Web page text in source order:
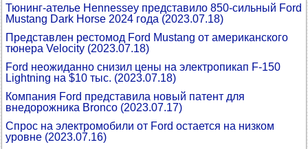
Тюнинг-ателье Hennessey представило 850-сильный Ford
Mustang Dark Horse 2024 года (2023.07.18)
Представлен рестомод Ford Mustang от американского
тюнера Velocity (2023.07.18)
Ford неожиданно снизил цены на электропикап F-150
Lightning на $10 тыс. (2023.07.18)
Компания Ford представила новый патент для
внедорожника Bronco (2023.07.17)
Спрос на электромобили от Ford остается на низком
уровне (2023.07.16)